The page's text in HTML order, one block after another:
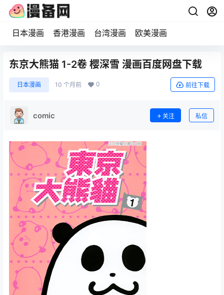
日本漫画 香港漫画 台湾漫画 欧美漫画
东京大熊猫 1-2卷 樱深雪 漫画百度网盘下载
日本漫画 10 个月前 0 前往下载
comic 关注 私信